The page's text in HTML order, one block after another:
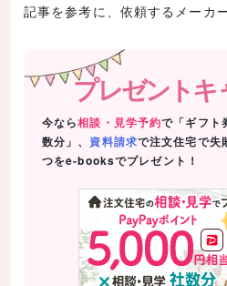
記事を参考に、依頼するメーカ
プレゼントキ
今なら相談・見学予約で「ギフト
数分」、 資料請求で注文住宅で失
つをe-booksでプレゼント！